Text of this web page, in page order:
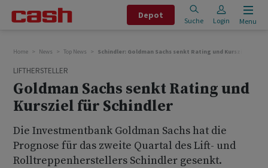
Depot
Suche Login Menu
Home News Top News Schindler: Goldman Sachs senkt Rating und Kursziel
LIFTHERSTELLER
Goldman Sachs senkt Rating und
Kursziel für Schindler
Die Investmentbank Goldman Sachs hat die
Prognose für das zweite Quartal des Lift- und
Rolltreppenherstellers Schindler gesenkt.